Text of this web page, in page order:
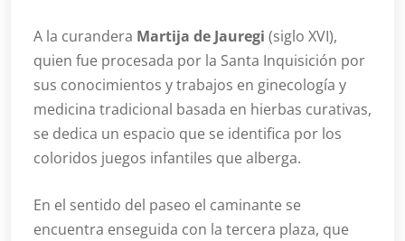
A la curandera Martija de Jauregi (siglo XVI),
quien fue procesada por la Santa Inquisición por
sus conocimientos y trabajos en ginecología y
medicina tradicional basada en hierbas curativas,
se dedica un espacio que se identifica por los
coloridos juegos infantiles que alberga.
En el sentido del paseo el caminante se
encuentra enseguida con la tercera plaza, que